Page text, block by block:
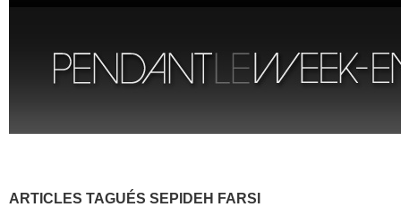
ARTICLES TAGUÉS SEPIDEH FARSI